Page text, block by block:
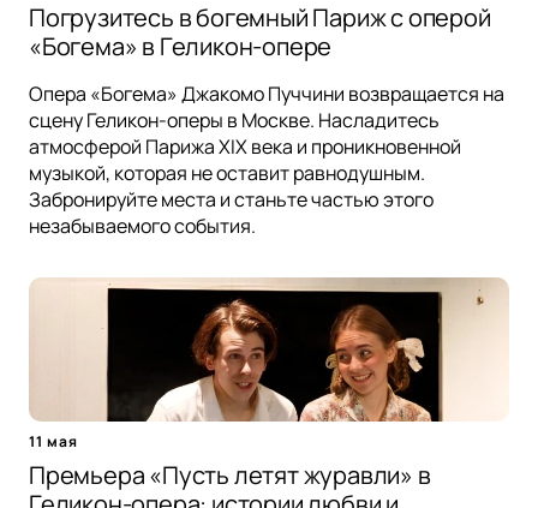
Погрузитесь в богемный Париж с оперой
«Богема» в Геликон-опере
Опера «Богема» Джакомо Пуччини возвращается на
сцену Геликон-оперы в Москве. Насладитесь
атмосферой Парижа XIX века и проникновенной
музыкой, которая не оставит равнодушным.
Забронируйте места и станьте частью этого
незабываемого события.
11 мая
Премьера «Пусть летят журавли» в